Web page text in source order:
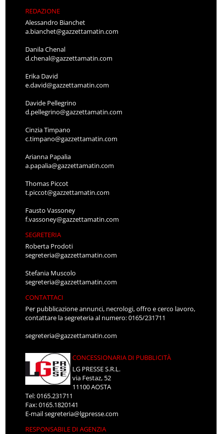
REDAZIONE
Alessandro Bianchet
a.bianchet@gazzettamatin.com
Danila Chenal
d.chenal@gazzettamatin.com
Erika David
e.david@gazzettamatin.com
Davide Pellegrino
d.pellegrino@gazzettamatin.com
Cinzia Timpano
c.timpano@gazzettamatin.com
Arianna Papalia
a.papalia@gazzettamatin.com
Thomas Piccot
t.piccot@gazzettamatin.com
Fausto Vassoney
f.vassoney@gazzettamatin.com
SEGRETERIA
Roberta Prodoti
segreteria@gazzettamatin.com
Stefania Muscolo
segreteria@gazzettamatin.com
CONTATTACI
Per pubblicazione annunci, necrologi, offro e cerco lavoro,
contattare la segreteria al numero: 0165/231711
segreteria@gazzettamatin.com
CONCESSIONARIA DI PUBBLICITÀ
LG PRESSE S.R.L.
via Festaz, 52
11100 AOSTA
Tel: 0165.231711
Fax: 0165.1820141
E-mailsegreteria@lgpresse.com
RESPONSABILE DI AGENZIA